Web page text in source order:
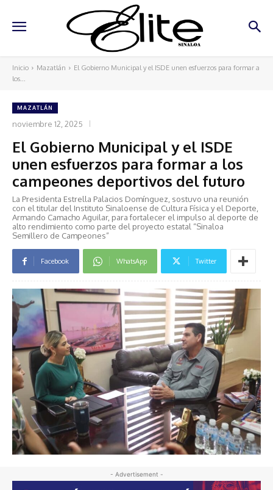
Inicio Mazatlán
El Gobierno Municipal y el ISDE unen esfuerzos para formar a
los...
MAZATLÁN
noviembre 12, 2025
El Gobierno Municipal y el ISDE
unen esfuerzos para formar a los
campeones deportivos del futuro
La Presidenta Estrella Palacios Domínguez, sostuvo una reunión
con el titular del Instituto Sinaloense de Cultura Física y el Deporte,
Armando Camacho Aguilar, para fortalecer el impulso al deporte de
alto rendimiento como parte del proyecto estatal “Sinaloa
Semillero de Campeones”
Facebook WhatsApp Twitter
- Advertisement -